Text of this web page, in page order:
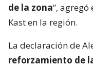
de la zona”,
Kast en la región.
La declaración de
reforzamiento de